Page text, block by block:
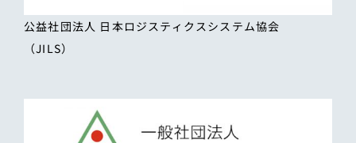
公益社団法人 日本ロジスティクスシステム協会
（JILS）